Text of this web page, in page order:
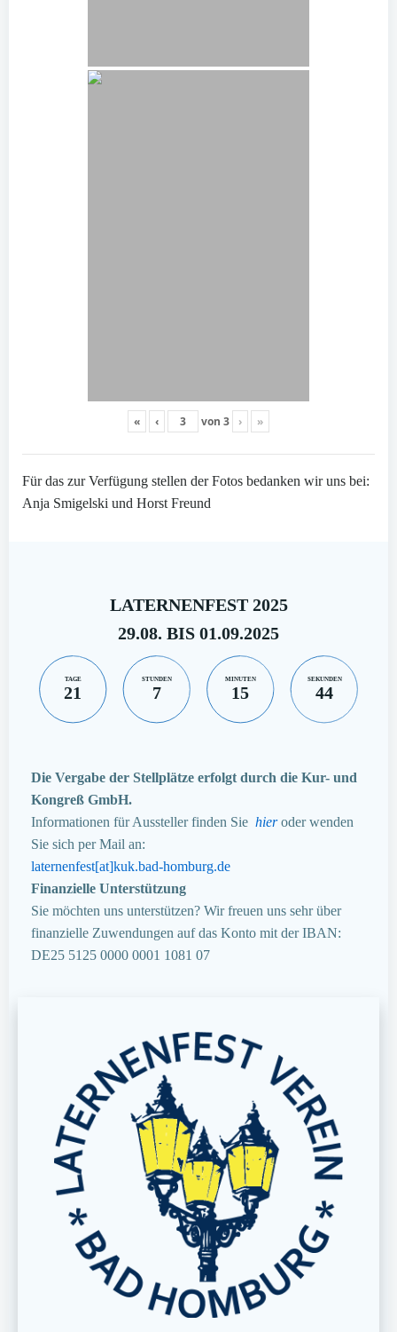
« ‹ von 3 › »
Für das zur Verfügung stellen der Fotos bedanken wir uns bei:
Anja Smigelski und Horst Freund
LATERNENFEST 2025
29.08. BIS 01.09.2025
TAGE
21
STUNDEN
7
MINUTEN
15
SEKUNDEN
43
Die Vergabe der Stellplätze erfolgt durch die Kur- und
Kongreß GmbH.
Informationen für Aussteller finden Sie hieroder wenden
Sie sich per Mail an:
laternenfest[at]kuk.bad-homburg.de
Finanzielle Unterstützung
Sie möchten uns unterstützen? Wir freuen uns sehr über
finanzielle Zuwendungen auf das Konto mit der IBAN:
DE25 5125 0000 0001 1081 07